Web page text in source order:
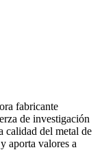
fabricante
de investigación
calidad del metal de
aporta valores a